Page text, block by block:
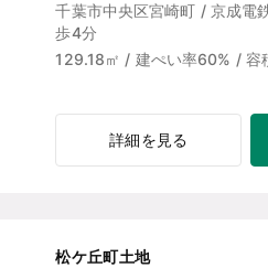
千葉市中央区宮崎町 / 京成電
歩4分
129.18㎡ / 建ぺい率60% / 容
詳細を見る
松ケ丘町土地